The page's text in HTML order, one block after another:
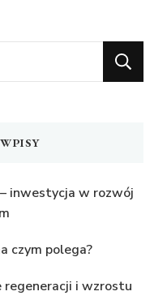
inwestycja w rozwój
czym polega?
regeneracji i wzrostu